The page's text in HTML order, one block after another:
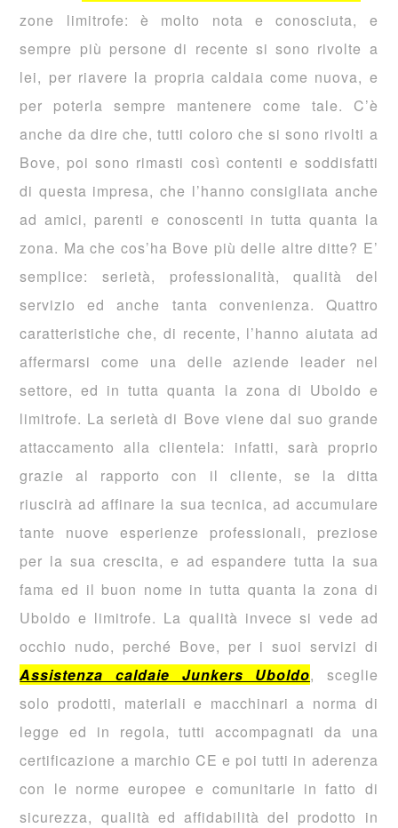
zone limitrofe: è molto nota e conosciuta, e
sempre più persone di recente si sono rivolte a
lei, per riavere la propria caldaia come nuova, e
per poterla sempre mantenere come tale. C’è
anche da dire che, tutti coloro che si sono rivolti a
Bove, poi sono rimasti così contenti e soddisfatti
di questa impresa, che l’hanno consigliata anche
ad amici, parenti e conoscenti in tutta quanta la
zona. Ma che cos’ha Bove più delle altre ditte? E’
semplice: serietà, professionalità, qualità del
servizio ed anche tanta convenienza. Quattro
caratteristiche che, di recente, l’hanno aiutata ad
affermarsi come una delle aziende leader nel
settore, ed in tutta quanta la zona di Uboldo e
limitrofe. La serietà di Bove viene dal suo grande
attaccamento alla clientela: infatti, sarà proprio
grazie al rapporto con il cliente, se la ditta
riuscirà ad affinare la sua tecnica, ad accumulare
tante nuove esperienze professionali, preziose
per la sua crescita, e ad espandere tutta la sua
fama ed il buon nome in tutta quanta la zona di
Uboldo e limitrofe. La qualità invece si vede ad
occhio nudo, perché Bove, per i suoi servizi di
Assistenza caldaie Junkers Uboldo, sceglie
solo prodotti, materiali e macchinari a norma di
legge ed in regola, tutti accompagnati da una
certificazione a marchio CE e poi tutti in aderenza
con le norme europee e comunitarie in fatto di
sicurezza, qualità ed affidabilità del prodotto in